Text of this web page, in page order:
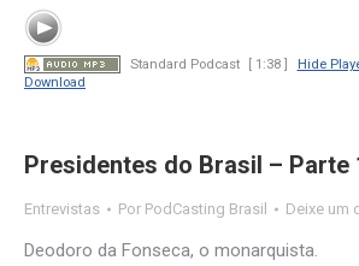
Standard Podcast [ 1:38 ] Hide
Download
Presidentes do Brasil – Parte
Entrevistas Por PodCasting Brasil Deixe um
Deodoro da Fonseca, o monarquista.